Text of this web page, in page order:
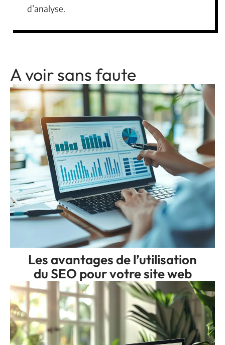
d’analyse.
A voir sans faute
Les avantages de l’utilisation
du SEO pour votre site web